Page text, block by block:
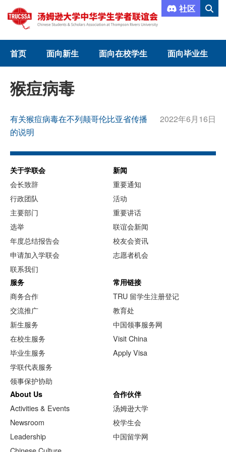
社区
首页 面向新生 面向在校学生 面向毕业生
猴痘病毒
有关猴痘病毒在不列颠哥伦比亚省传播
的说明
2022年6月16日
关于学联会
会长致辞
行政团队
主要部门
选举
年度总结报告会
申请加入学联会
联系我们
新闻
重要通知
活动
重要讲话
联谊会新闻
校友会资讯
志愿者机会
服务
商务合作
交流推广
新生服务
在校生服务
毕业生服务
学联代表服务
领事保护协助
常用链接
TRU 留学生注册登记
教育处
中国领事服务网
Visit China
Apply Visa
About Us
Activities & Events
Newsroom
Leadership
合作伙伴
汤姆逊大学
校学生会
中国留学网